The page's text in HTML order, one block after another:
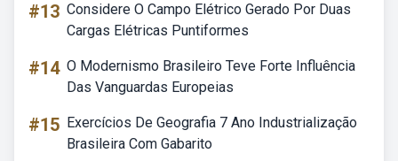
#13 Considere O Campo Elétrico Gerado Por Duas
Cargas Elétricas Puntiformes
#14 O Modernismo Brasileiro Teve Forte Influência
Das Vanguardas Europeias
#15 Exercícios De Geografia 7 Ano Industrialização
Brasileira Com Gabarito